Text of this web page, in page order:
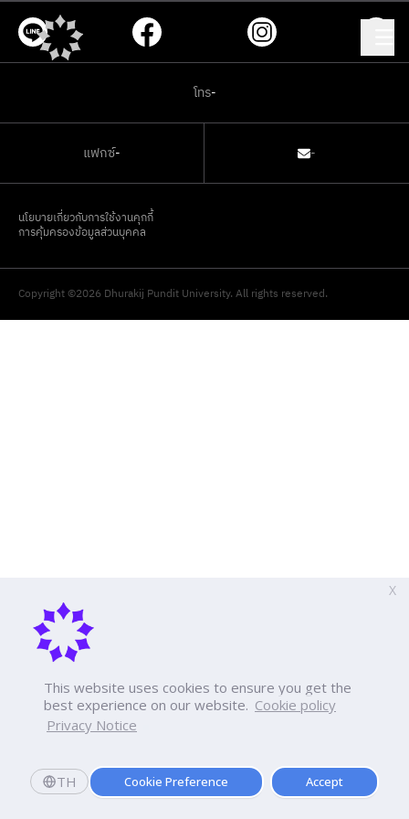
This website uses cookies to ensure you get the
best experience on our website. Cookie policy
Privacy Notice
TH Cookie Preference Accept
X
โทร-
แฟกซ์- -
นโยบายเกี่ยวกับการใช้งานคุกกี้
การคุ้มครองข้อมูลส่วนบุคคล
Copyright ©2026 Dhurakij Pundit University. All rights reserved.